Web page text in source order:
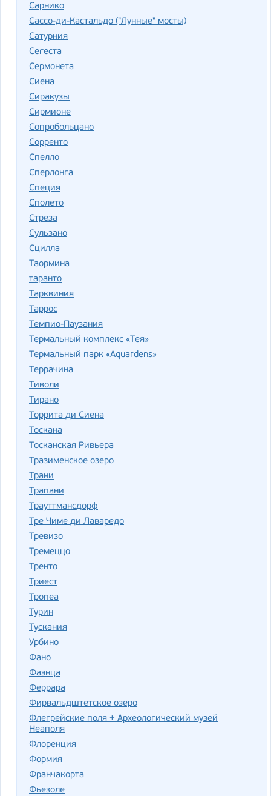
Сарнико
Сассо-ди-Кастальдо ("Лунные" мосты)
Сатурния
Сегеста
Сермонета
Сиена
Сиракузы
Сирмионе
Сопробольцано
Сорренто
Спелло
Сперлонга
Специя
Сполето
Стреза
Сульзано
Сцилла
Таормина
таранто
Тарквиния
Таррос
Темпио-Паузания
Термальный комплекс «Тея»
Термальный парк «Aquardens»
Террачина
Тиволи
Тирано
Торрита ди Сиена
Тоскана
Тосканская Ривьера
Тразименское озеро
Трани
Трапани
Трауттмансдорф
Тре Чиме ди Лаваредо
Тревизо
Тремеццо
Тренто
Триест
Тропеа
Турин
Тускания
Урбино
Фано
Фаэнца
Феррара
Фирвальдштетское озеро
Флегрейские поля + Археологический музей
Неаполя
Флоренция
Формия
Франчакорта
Фьезоле